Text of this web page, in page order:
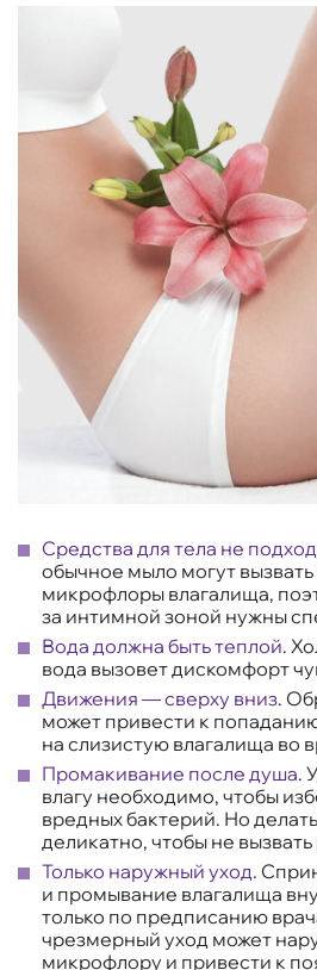
Средства для тела не
обычное мыло могут
микрофлоры влагалища,
за интимной зоной нужны
Вода должна быть теплой.
вода вызовет дискомфорт
Движения — сверху вниз.
может привести к
на слизистую влагалища во
Промакивание после душа.
влагу необходимо, чтобы
вредных бактерий. Но
деликатно, чтобы не
Только наружный уход.
и промывание влагалища
только по предписанию
чрезмерный уход может
микрофлору и привести к